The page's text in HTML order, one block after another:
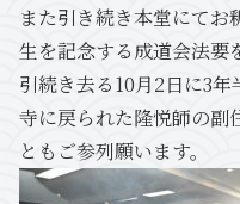
また引き続き本堂にて
生を記念する成道会法要
引続き去る10月2日に3
寺に戻られた隆悦師の副
ともご参列願います。